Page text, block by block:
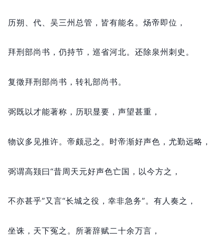
历朔、代、吴三州总管， 皆有能名。 炀帝即位，
拜刑部尚书， 仍持节， 巡省河北。 还除泉州刺史。
复徵拜刑部尚书， 转礼部尚书。
弼既以才能著称， 历职显要， 声望甚重，
物议多见推许。 帝颇忌之。 时帝渐好声色， 尤勤远略，
弼谓高颎曰“昔周天元好声色亡国， 以今方之，
不亦甚乎”又言“长城之役， 幸非急务”。 有人奏之，
坐诛， 天下冤之。 所著辞赋二十余万言，